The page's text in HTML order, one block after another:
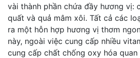
vài thành phần chứa đầy hương vị:
quất và quả mâm xôi. Tất cả các
ra một hỗn hợp hương vị thơm
này, ngoài việc cung cấp nhiều
cung cấp chất chống oxy hóa quan